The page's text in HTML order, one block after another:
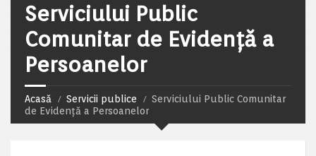
Serviciului Public
Comunitar de Evidență a
Persoanelor
Acasă Servicii publice
Serviciului Public Comunitar
de Evidență a Persoanelor